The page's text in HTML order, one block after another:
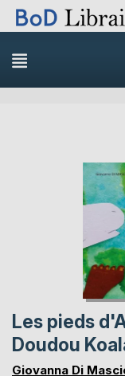
Skip
to
Content
Les pieds
Doudou
Giovanna Di